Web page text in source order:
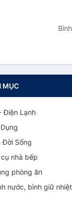
MỤC
Điện Lạnh
Đời Sống
nhà bếp
phòng ăn
nước, bình giữ nhiệt